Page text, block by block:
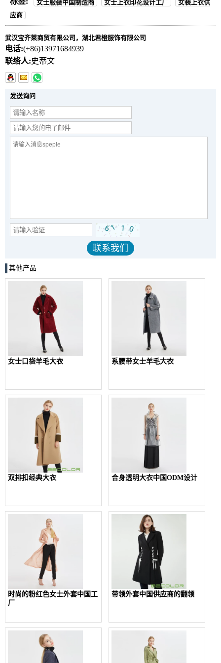
女士服装中国制造商 女士上衣印花设计工厂
女装上衣供
应商
武汉宝齐莱商贸有限公司，湖北君橙服饰有限公司
电话:(+86)13971684939
联络人:史蒂文
发送询问
其他产品
女士口袋羊毛大衣 系腰带女士羊毛大衣
双排扣经典大衣 合身透明大衣中国ODM设计
时尚的粉红色女士外套中国工
厂
带领外套中国供应商的翻领